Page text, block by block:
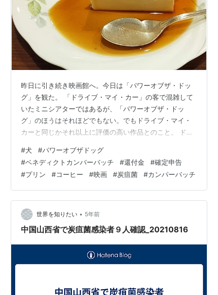
昨日に引き続き映画館へ。今日は「パワーオブザ・ドッ
グ」を観た。 「ドライブ・マイ・カー」の客で混雑して
いたミニシアターではあるが、「パワーオブザ・ドッ
グ」のほうはそれほどでもない。でもドライブ・マイ・
カーと同じかそれ以上に評価の高い作品とのこと。 ドラ
Amazon 女のいない男たち (文春文庫) 作者:村上春樹 文
藝春秋 Amazon ほとんど予備知識が無いまま映画館に行
き、たいそう感動して帰路についた。素晴らしい、おそ
らくは2022年最高の映画になるだろう。少なくとも今年
度ではトップクラスに良い映画だった。
www.youtube.com で…
#犬 #パワーオブザドッグ
#ベネディクトカンバーバッチ #還付金 #確定申告
#プリン #コーヒー #映画 #炭疽菌 #カンパーバッチ
世界を知りたい • 5年前
中国山西省で炭疽菌感染者９人確認_20210816